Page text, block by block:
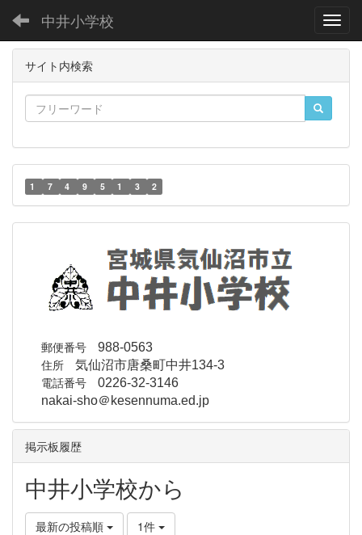
中井小学校
サイト内検索
1 7 4 9 5 1 3 2
郵便番号 988-0563
住所 気仙沼市唐桑町中井134-3
電話番号 0226-32-3146
nakai-sho＠kesennuma.ed.jp
掲示板履歴
中井小学校から
最新の投稿順 1件